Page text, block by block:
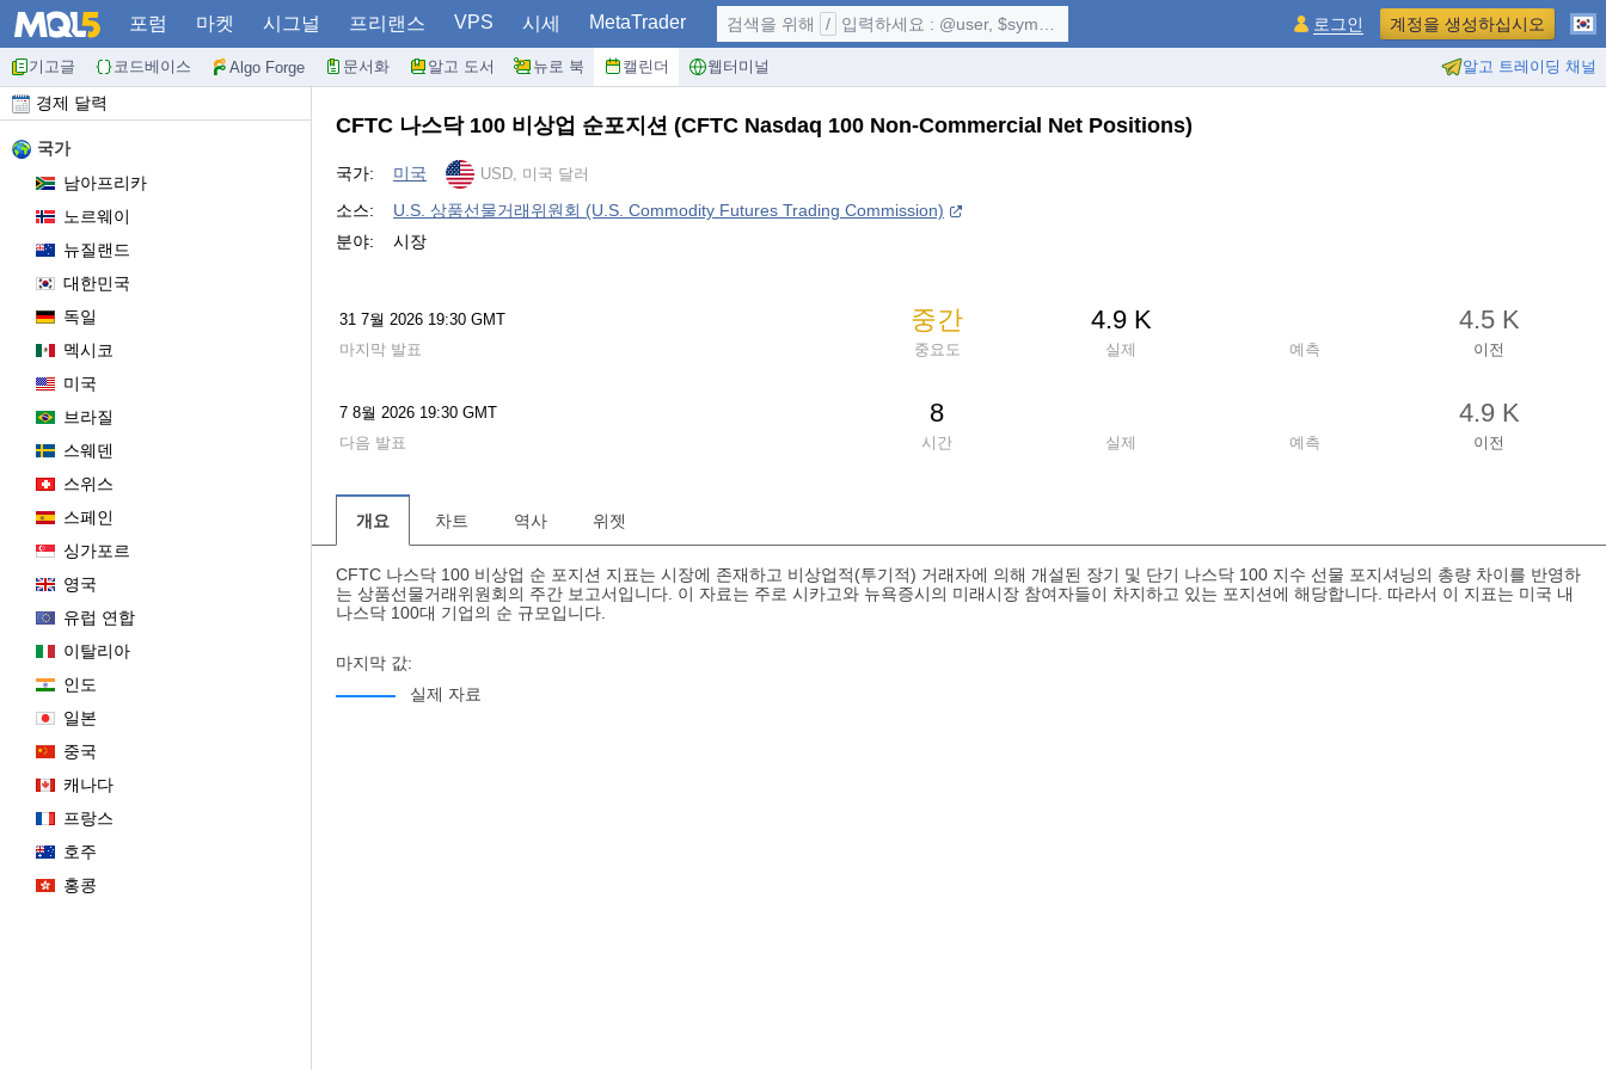
포럼 마켓 시그널 프리랜스 VPS 시세 MetaTrader
기고글 코드베이스 Algo Forge 문서화 알고 도서 뉴로 북 캘린더 웹터미널 알고 트레이딩 채널
검색을 위해 / 입력하세요 : @user, $symbol, ... 로그인 계정을 생성하십시오
경제 달력
국가
남아프리카
노르웨이
뉴질랜드
대한민국
독일
멕시코
미국
브라질
스웨덴
스위스
스페인
싱가포르
영국
유럽 연합
이탈리아
인도
일본
중국
캐나다
프랑스
호주
홍콩
CFTC 나스닥 100 비상업 순포지션 (CFTC Nasdaq 100 Non-Commercial Net Positions)
국가: 미국 USD, 미국 달러
소스:
U.S. 상품선물거래위원회 (U.S. Commodity Futures Trading Commission)
분야:
시장
31 7월 2026 19:30 GMT 중간 4.9 K 4.5 K
마지막 발표 중요도 실제 예측 이전
7 8월 2026 19:30 GMT 8 4.9 K
다음 발표 시간 실제 예측 이전
개요 차트 역사 위젯
CFTC 나스닥 100 비상업 순 포지션 지표는 시장에 존재하고 비상업적(투기적) 거래자에 의해 개설된 장기 및 단기 나스닥 100 지수 선물 포지셔닝의 총량 차이를 반영하
는 상품선물거래위원회의 주간 보고서입니다. 이 자료는 주로 시카고와 뉴욕증시의 미래시장 참여자들이 차지하고 있는 포지션에 해당합니다. 따라서 이 지표는 미국 내
나스닥 100대 기업의 순 규모입니다.
마지막 값:
실제 자료